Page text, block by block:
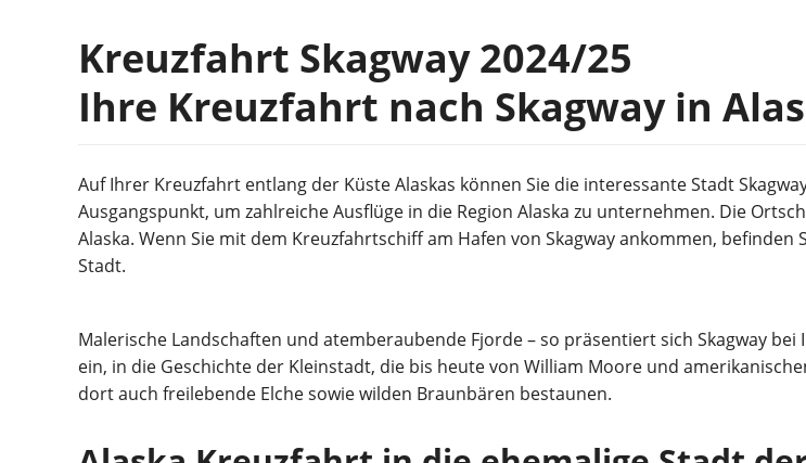
Kreuzfahrt Skagway 2024/25
Ihre Kreuzfahrt nach Skagway in
Auf Ihrer Kreuzfahrt entlang der Küste Alaskas können Sie die interessante Stadt
Ausgangspunkt, um zahlreiche Ausflüge in die Region Alaska zu unternehmen. Die
Alaska. Wenn Sie mit dem Kreuzfahrtschiff am Hafen von Skagway ankommen,
Stadt.
Malerische Landschaften und atemberaubende Fjorde – so präsentiert sich Skagway bei
ein, in die Geschichte der Kleinstadt, die bis heute von William Moore und
dort auch freilebende Elche sowie wilden Braunbären bestaunen.